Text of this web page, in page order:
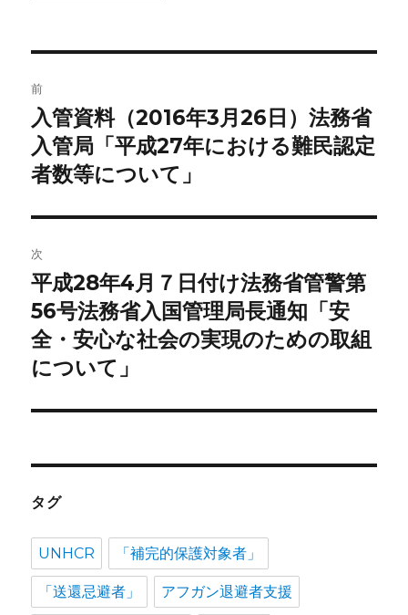
稿
ナ
ビ
ゲ
ー
シ
ョ
ン
前
前
の
投
入管資料（2016年3月26日）法務省
入管局「平成27年における難民認定
者数等について」
次
次
の
投
稿:
平成28年4月７日付け法務省管警第
56号法務省入国管理局長通知「安
全・安心な社会の実現のための取組
について」
タグ
UNHCR 「補完的保護対象者」
「送還忌避者」 アフガン退避者支援